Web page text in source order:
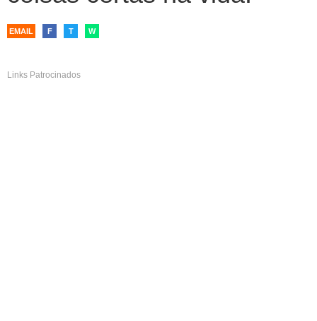
EMAIL F T W
Links Patrocinados